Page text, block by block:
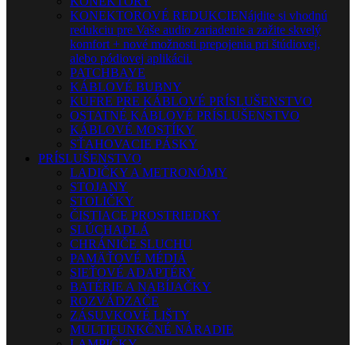
KONEKTOROVÉ REDUKCIENájdite si vhodnú
redukciu pre Vaše audio zariadenie a zažite skvelý
komfort + nové možnosti prepojenia pri štúdiovej,
alebo pódiovej aplikácii.
PATCHBAYE
KÁBLOVÉ BUBNY
KUFRE PRE KÁBLOVÉ PRÍSLUŠENSTVO
OSTATNÉ KÁBLOVÉ PRÍSLUŠENSTVO
KÁBLOVÉ MOSTÍKY
SŤAHOVACIE PÁSKY
PRÍSLUŠENSTVO
LADIČKY A METRONÓMY
STOJANY
STOLIČKY
ČISTIACE PROSTRIEDKY
SLÚCHADLÁ
CHRÁNIČE SLUCHU
PAMÄŤOVÉ MÉDIÁ
SIEŤOVÉ ADAPTÉRY
BATÉRIE A NABÍJAČKY
ROZVÁDZAČE
ZÁSUVKOVÉ LIŠTY
MULTIFUNKČNÉ NÁRADIE